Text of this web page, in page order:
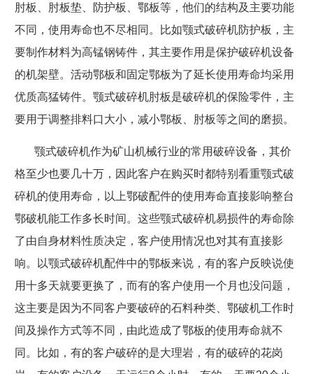
肘板、肘板垫、防护板、鄂板等，他们的结构及主要功能
不同，使用寿命也不尽相同。比如颚式破碎机防护板，主
要制作材料为高锰钢铸件，其主要作用是保护破碎机设备
的机架壁。活动鄂板和固定鄂板为了延长使用寿命均采用
优质高猛铸件。颚式破碎机肘板是破碎机的保险零件，主
要用于调整排料口大小，减小鄂板、肘板等之间的磨损。
颚式破碎机作为矿山机械行业的常用破碎设备，其价
格至少也要几十万，因此客户在购买时都特别看重颚式破
碎机的使用寿命，以上鄂破配件的使用寿命直接影响整台
鄂破机能工作多长时间。这些颚式破碎机易损件的寿命除
了由自身材料性质决定，客户使用情况也对其有直接影
响。以颚式破碎机配件中的鄂板来说，有的客户反映说使
用十多天就要更换了，而有的客户使用一个月也没问题，
这主要是因为不同客户要破碎的石料种类、鄂破机工作时
间及操作方式等不同，由此造成了鄂板的使用寿命就不
同。比如，有的客户破碎的是大理岩，有的破碎的花岗